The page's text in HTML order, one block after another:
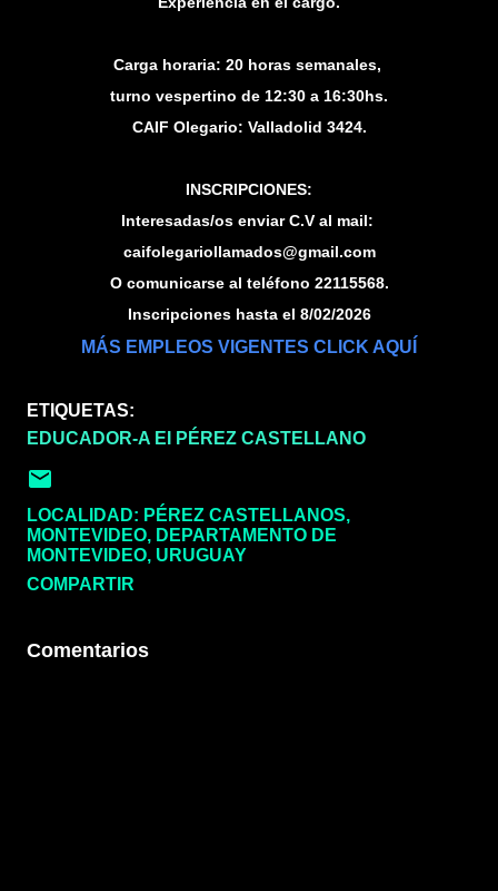
Carga horaria: 20 horas semanales,
turno vespertino de 12:30 a 16:30hs.
CAIF Olegario: Valladolid 3424.
INSCRIPCIONES:
Interesadas/os enviar C.V al mail:
caifolegariollamados@gmail.com
O comunicarse al teléfono 22115568.
Inscripciones hasta el 8/02/2026
MÁS EMPLEOS VIGENTES CLICK AQUÍ
ETIQUETAS:
EDUCADOR-A EI PÉREZ CASTELLANO
LOCALIDAD: PÉREZ CASTELLANOS,
MONTEVIDEO, DEPARTAMENTO DE
MONTEVIDEO, URUGUAY
COMPARTIR
Comentarios